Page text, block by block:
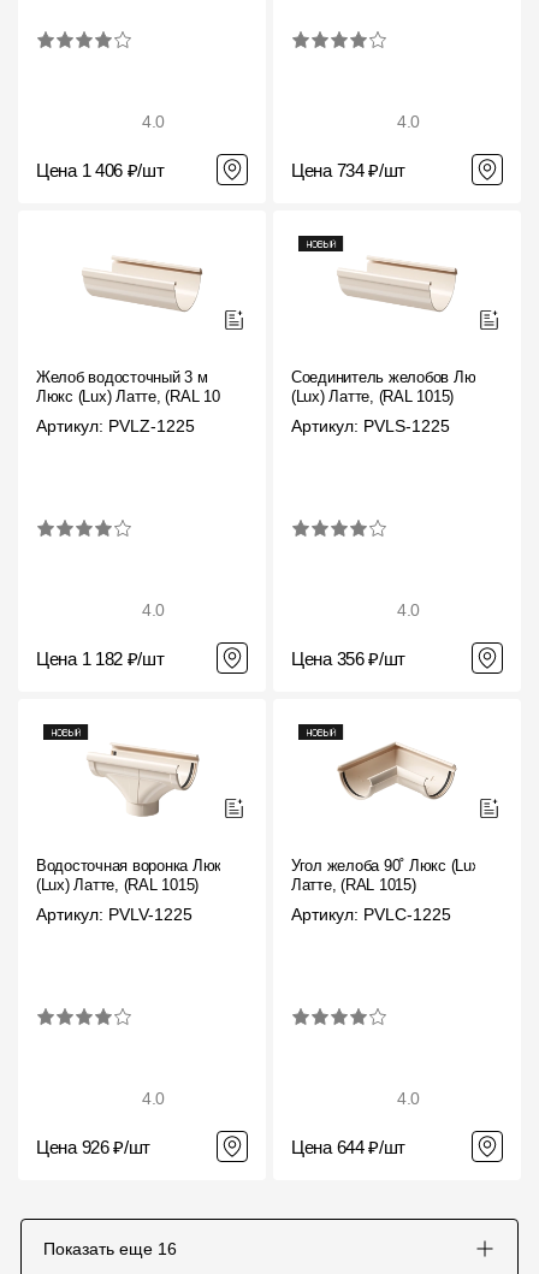
4.0
Цена 1 406 ₽/шт
4.0
Цена 734 ₽/шт
Желоб водосточный 3 м
Люкс (Lux) Латте, (RAL 1015)
Артикул: PVLZ-1225
4.0
Цена 1 182 ₽/шт
Соединитель желобов Люкс
(Lux) Латте, (RAL 1015)
Артикул: PVLS-1225
4.0
Цена 356 ₽/шт
Водосточная воронка Люкс
(Lux) Латте, (RAL 1015)
Артикул: PVLV-1225
4.0
Цена 926 ₽/шт
Угол желоба 90˚ Люкс (Lux)
Латте, (RAL 1015)
Артикул: PVLC-1225
4.0
Цена 644 ₽/шт
Показать еще 16